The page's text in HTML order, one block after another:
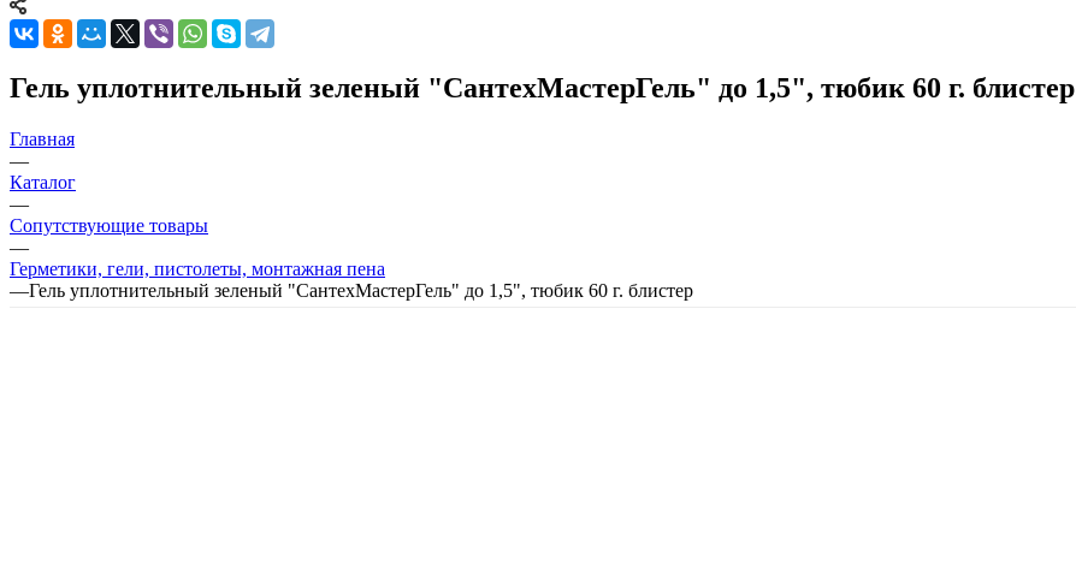
Гель уплотнительный зеленый "СантехМастерГель" до 1,5", тюбик 60 г. блистер
Главная
—
Каталог
—
Сопутствующие товары
—
Герметики, гели, пистолеты, монтажная пена
—Гель уплотнительный зеленый "СантехМастерГель" до 1,5", тюбик 60 г. блистер